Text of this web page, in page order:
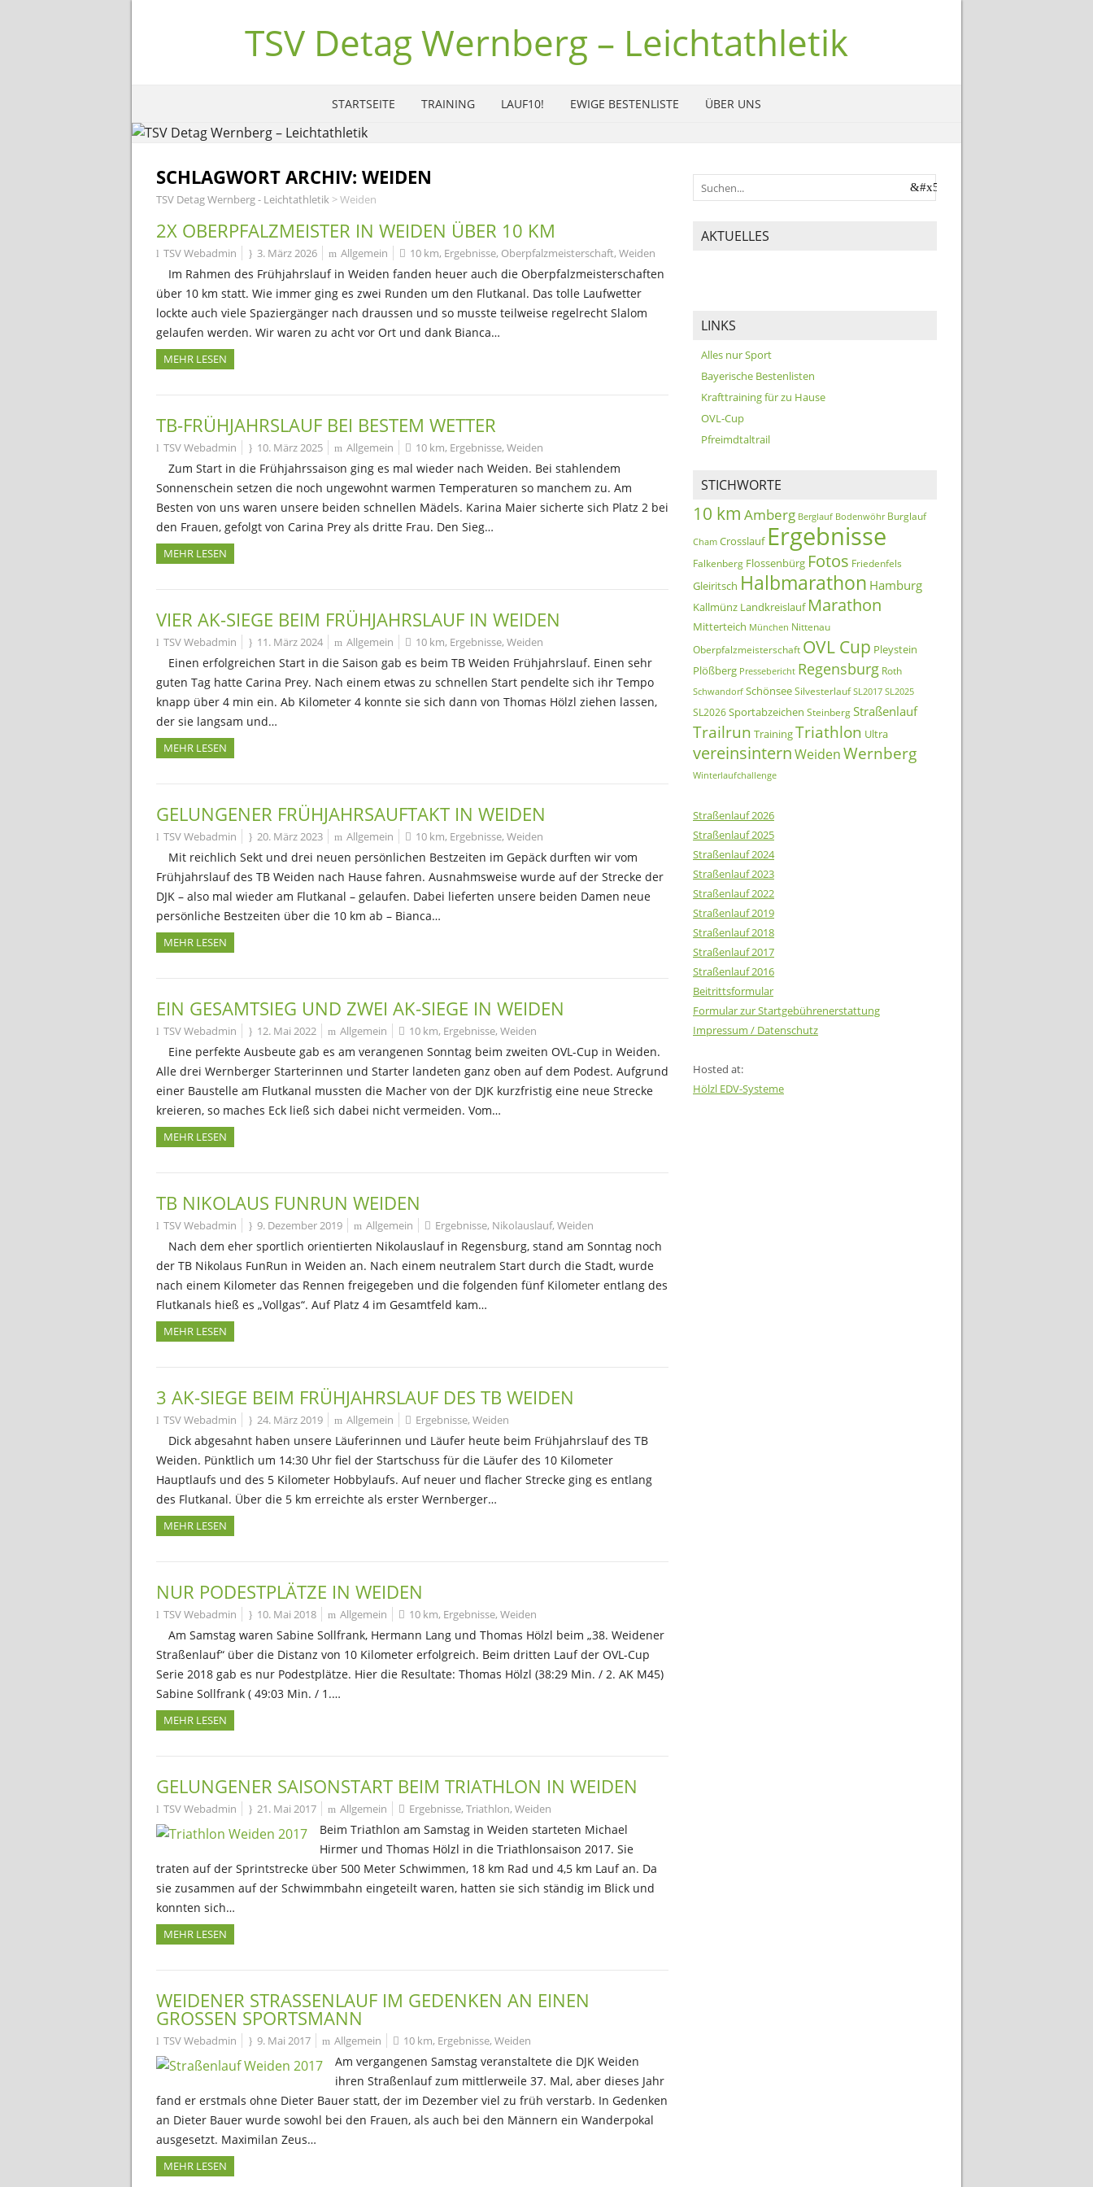
TSV Detag Wernberg – Leichtathletik
STARTSEITE TRAINING LAUF10! EWIGE BESTENLISTE ÜBER UNS
SCHLAGWORT ARCHIV: WEIDEN
TSV Detag Wernberg - Leichtathletik >Weiden
2X OBERPFALZMEISTER IN WEIDEN ÜBER 10 KM
TSV Webadmin 3. März 2026 Allgemein 10 km, Ergebnisse, Oberpfalzmeisterschaft, Weiden
Im Rahmen des Frühjahrslauf in Weiden fanden heuer auch die Oberpfalzmeisterschaften
über 10 km statt. Wie immer ging es zwei Runden um den Flutkanal. Das tolle Laufwetter
lockte auch viele Spaziergänger nach draussen und so musste teilweise regelrecht Slalom
gelaufen werden. Wir waren zu acht vor Ort und dank Bianca…
MEHR LESEN
TB-FRÜHJAHRSLAUF BEI BESTEM WETTER
TSV Webadmin 10. März 2025 Allgemein 10 km, Ergebnisse, Weiden
Zum Start in die Frühjahrssaison ging es mal wieder nach Weiden. Bei stahlendem
Sonnenschein setzen die noch ungewohnt warmen Temperaturen so manchem zu. Am
Besten von uns waren unsere beiden schnellen Mädels. Karina Maier sicherte sich Platz 2 bei
den Frauen, gefolgt von Carina Prey als dritte Frau. Den Sieg…
MEHR LESEN
VIER AK-SIEGE BEIM FRÜHJAHRSLAUF IN WEIDEN
TSV Webadmin 11. März 2024 Allgemein 10 km, Ergebnisse, Weiden
Einen erfolgreichen Start in die Saison gab es beim TB Weiden Frühjahrslauf. Einen sehr
guten Tag hatte Carina Prey. Nach einem etwas zu schnellen Start pendelte sich ihr Tempo
knapp über 4 min ein. Ab Kilometer 4 konnte sie sich dann von Thomas Hölzl ziehen lassen,
der sie langsam und…
MEHR LESEN
GELUNGENER FRÜHJAHRSAUFTAKT IN WEIDEN
TSV Webadmin 20. März 2023 Allgemein 10 km, Ergebnisse, Weiden
Mit reichlich Sekt und drei neuen persönlichen Bestzeiten im Gepäck durften wir vom
Frühjahrslauf des TB Weiden nach Hause fahren. Ausnahmsweise wurde auf der Strecke der
DJK – also mal wieder am Flutkanal – gelaufen. Dabei lieferten unsere beiden Damen neue
persönliche Bestzeiten über die 10 km ab – Bianca…
MEHR LESEN
EIN GESAMTSIEG UND ZWEI AK-SIEGE IN WEIDEN
TSV Webadmin 12. Mai 2022 Allgemein 10 km, Ergebnisse, Weiden
Eine perfekte Ausbeute gab es am verangenen Sonntag beim zweiten OVL-Cup in Weiden.
Alle drei Wernberger Starterinnen und Starter landeten ganz oben auf dem Podest. Aufgrund
einer Baustelle am Flutkanal mussten die Macher von der DJK kurzfristig eine neue Strecke
kreieren, so maches Eck ließ sich dabei nicht vermeiden. Vom…
MEHR LESEN
TB NIKOLAUS FUNRUN WEIDEN
TSV Webadmin 9. Dezember 2019 Allgemein Ergebnisse, Nikolauslauf, Weiden
Nach dem eher sportlich orientierten Nikolauslauf in Regensburg, stand am Sonntag noch
der TB Nikolaus FunRun in Weiden an. Nach einem neutralem Start durch die Stadt, wurde
nach einem Kilometer das Rennen freigegeben und die folgenden fünf Kilometer entlang des
Flutkanals hieß es „Vollgas“. Auf Platz 4 im Gesamtfeld kam…
MEHR LESEN
3 AK-SIEGE BEIM FRÜHJAHRSLAUF DES TB WEIDEN
TSV Webadmin 24. März 2019 Allgemein Ergebnisse, Weiden
Dick abgesahnt haben unsere Läuferinnen und Läufer heute beim Frühjahrslauf des TB
Weiden. Pünktlich um 14:30 Uhr fiel der Startschuss für die Läufer des 10 Kilometer
Hauptlaufs und des 5 Kilometer Hobbylaufs. Auf neuer und flacher Strecke ging es entlang
des Flutkanal. Über die 5 km erreichte als erster Wernberger…
MEHR LESEN
NUR PODESTPLÄTZE IN WEIDEN
TSV Webadmin 10. Mai 2018 Allgemein 10 km, Ergebnisse, Weiden
Am Samstag waren Sabine Sollfrank, Hermann Lang und Thomas Hölzl beim „38. Weidener
Straßenlauf“ über die Distanz von 10 Kilometer erfolgreich. Beim dritten Lauf der OVL-Cup
Serie 2018 gab es nur Podestplätze. Hier die Resultate: Thomas Hölzl (38:29 Min. / 2. AK M45)
Sabine Sollfrank ( 49:03 Min. / 1.…
MEHR LESEN
GELUNGENER SAISONSTART BEIM TRIATHLON IN WEIDEN
TSV Webadmin 21. Mai 2017 Allgemein Ergebnisse, Triathlon, Weiden
Beim Triathlon am Samstag in Weiden starteten Michael
Hirmer und Thomas Hölzl in die Triathlonsaison 2017. Sie
traten auf der Sprintstrecke über 500 Meter Schwimmen, 18 km Rad und 4,5 km Lauf an. Da
sie zusammen auf der Schwimmbahn eingeteilt waren, hatten sie sich ständig im Blick und
konnten sich…
MEHR LESEN
WEIDENER STRASSENLAUF IM GEDENKEN AN EINEN G
ROSSEN SPORTSMANN
TSV Webadmin 9. Mai 2017 Allgemein 10 km, Ergebnisse, Weiden
Am vergangenen Samstag veranstaltete die DJK Weiden
ihren Straßenlauf zum mittlerweile 37. Mal, aber dieses Jahr
fand er erstmals ohne Dieter Bauer statt, der im Dezember viel zu früh verstarb. In Gedenken
an Dieter Bauer wurde sowohl bei den Frauen, als auch bei den Männern ein Wanderpokal
ausgesetzt. Maximilan Zeus…
MEHR LESEN
AKTUELLES
LINKS
Alles nur Sport
Bayerische Bestenlisten
Krafttraining für zu Hause
OVL-Cup
Pfreimdtaltrail
STICHWORTE
10 km Amberg Berglauf Bodenwöhr Burglauf
Cham Crosslauf Ergebnisse
Falkenberg Flossenbürg Fotos Friedenfels
Gleiritsch Halbmarathon Hamburg
Kallmünz Landkreislauf Marathon
Mitterteich München Nittenau
Oberpfalzmeisterschaft OVL Cup Pleystein
Plößberg Pressebericht Regensburg Roth
Schwandorf SchönseeSilvesterlauf SL2017 SL2025
SL2026Sportabzeichen SteinbergStraßenlauf
Trailrun TrainingTriathlon Ultra
vereinsinternWeidenWernberg
Winterlaufchallenge
Straßenlauf 2026
Straßenlauf 2025
Straßenlauf 2024
Straßenlauf 2023
Straßenlauf 2022
Straßenlauf 2019
Straßenlauf 2018
Straßenlauf 2017
Straßenlauf 2016
Beitrittsformular
Formular zur Startgebührenerstattung
Impressum / Datenschutz
Hosted at:
Hölzl EDV-Systeme